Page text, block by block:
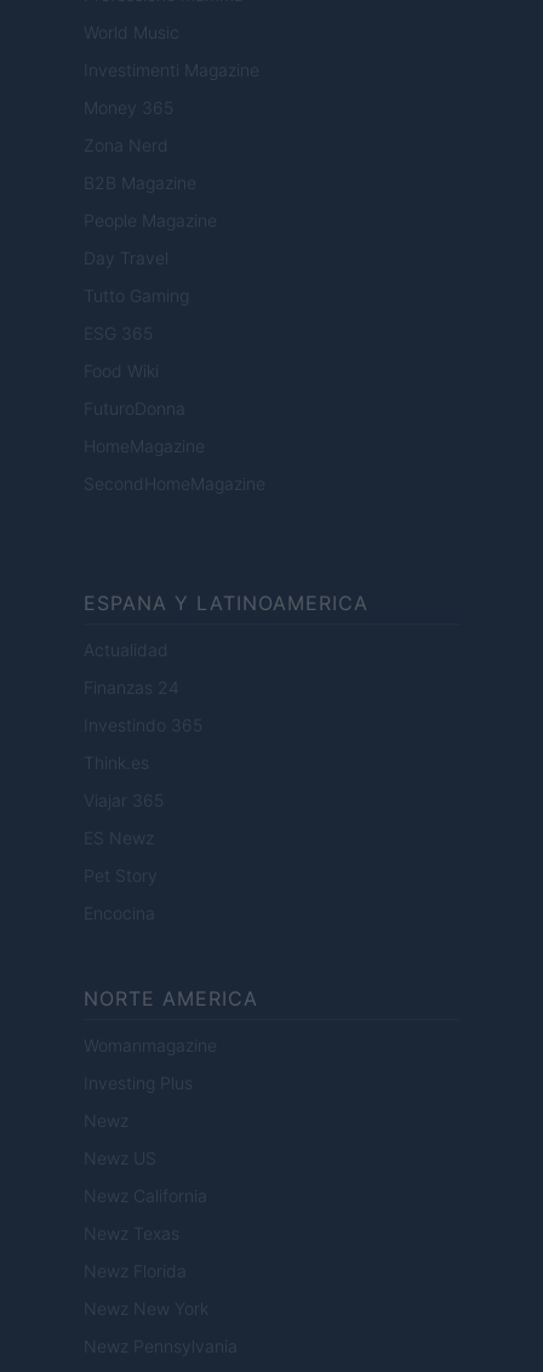
World Music
Investimenti Magazine
Money 365
Zona Nerd
B2B Magazine
People Magazine
Day Travel
Tutto Gaming
ESG 365
Food Wiki
FuturoDonna
HomeMagazine
SecondHomeMagazine
ESPANA Y LATINOAMERICA
Actualidad
Finanzas 24
Investindo 365
Think.es
Viajar 365
ES Newz
Pet Story
Encocina
NORTE AMERICA
Womanmagazine
Investing Plus
Newz
Newz US
Newz California
Newz Texas
Newz Florida
Newz New York
Newz Pennsylvania